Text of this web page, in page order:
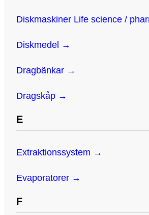
Diskmaskiner Life science /
Diskmedel →
Dragbänkar →
Dragskåp →
E
Extraktionssystem →
Evaporatorer →
F